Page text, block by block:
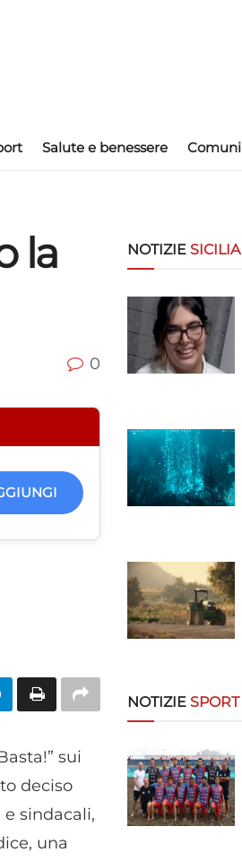
Salute e benessere Comuni
la
0
sui
deciso
sindacali,
una
NOTIZIE SICILIA
NOTIZIE SPORT